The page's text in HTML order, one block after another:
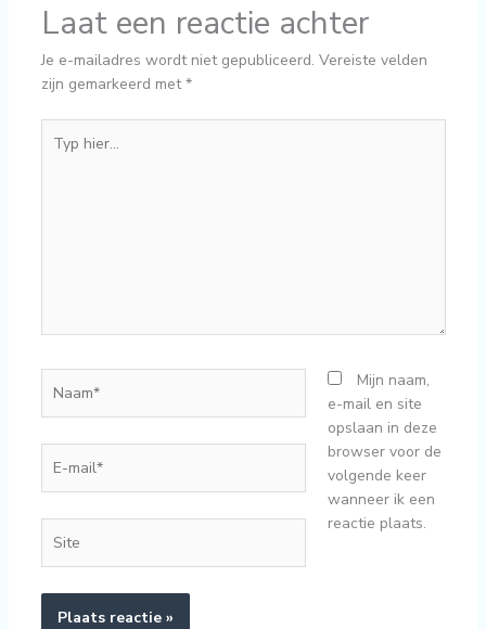
Laat een reactie achter
Je e-mailadres wordt niet gepubliceerd. Vereiste velden
zijn gemarkeerd met*
hier...
mail*
Mijn naam,
e-mail en site
opslaan in deze
browser voor de
volgende keer
wanneer ik een
reactie plaats.